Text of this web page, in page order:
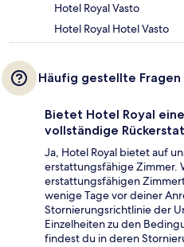
Hotel Royal Vasto
Hotel Royal Hotel Vasto
Häufig gestellte Fragen
Bietet Hotel Royal
vollständige
Ja, Hotel Royal bietet auf
erstattungsfähige Zimmer.
erstattungsfähigen
wenige Tage vor deiner
Stornierungsrichtlinie der
Einzelheiten zu den
findest du in deren